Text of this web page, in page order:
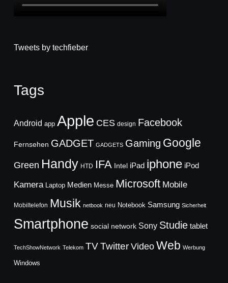
Tweets by techfieber
Tags
Android app Apple CES design Facebook
Fernsehen GADGET GADGETS Gaming Google
Green Handy HTD IFA Intel iPad iphone iPod
Kamera Laptop Medien Messe Microsoft Mobile
Mobiltelefon Musik netbook neu Notebook Samsung Sicherheit
Smartphone social network Sony Studie tablet
TechShowNetwork Telekom TVTwitter Video Web Werbung
Windows